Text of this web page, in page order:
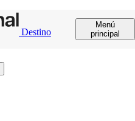
Destino
Menú
principal